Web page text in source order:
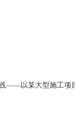
——以某大型施工项